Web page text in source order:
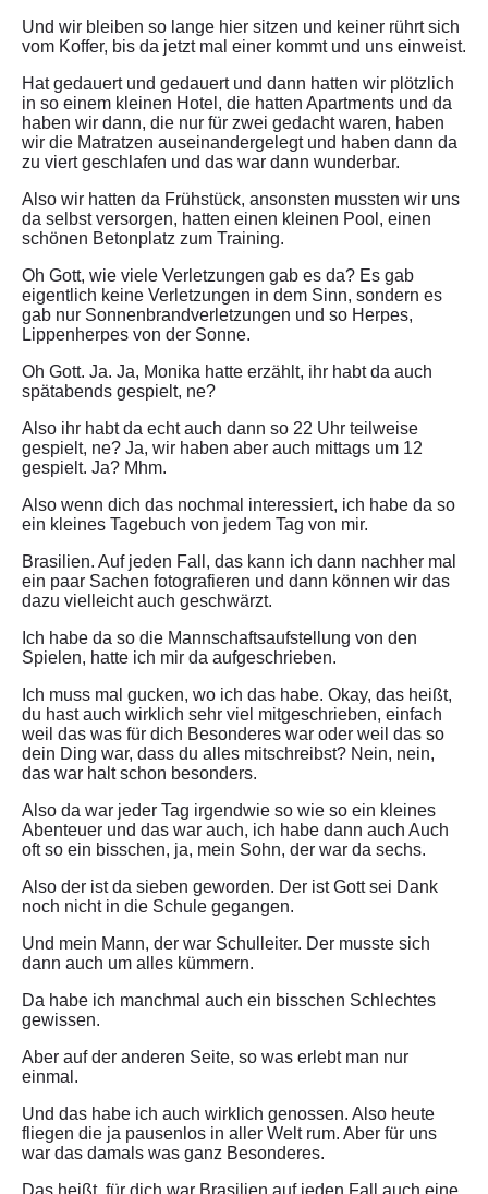
Und wir bleiben so lange hier sitzen und keiner rührt sich
vom Koffer, bis da jetzt mal einer kommt und uns einweist.
Hat gedauert und gedauert und dann hatten wir plötzlich
in so einem kleinen Hotel, die hatten Apartments und da
haben wir dann, die nur für zwei gedacht waren, haben
wir die Matratzen auseinandergelegt und haben dann da
zu viert geschlafen und das war dann wunderbar.
Also wir hatten da Frühstück, ansonsten mussten wir uns
da selbst versorgen, hatten einen kleinen Pool, einen
schönen Betonplatz zum Training.
Oh Gott, wie viele Verletzungen gab es da? Es gab
eigentlich keine Verletzungen in dem Sinn, sondern es
gab nur Sonnenbrandverletzungen und so Herpes,
Lippenherpes von der Sonne.
Oh Gott. Ja. Ja, Monika hatte erzählt, ihr habt da auch
spätabends gespielt, ne?
Also ihr habt da echt auch dann so 22 Uhr teilweise
gespielt, ne? Ja, wir haben aber auch mittags um 12
gespielt. Ja? Mhm.
Also wenn dich das nochmal interessiert, ich habe da so
ein kleines Tagebuch von jedem Tag von mir.
Brasilien. Auf jeden Fall, das kann ich dann nachher mal
ein paar Sachen fotografieren und dann können wir das
dazu vielleicht auch geschwärzt.
Ich habe da so die Mannschaftsaufstellung von den
Spielen, hatte ich mir da aufgeschrieben.
Ich muss mal gucken, wo ich das habe. Okay, das heißt,
du hast auch wirklich sehr viel mitgeschrieben, einfach
weil das was für dich Besonderes war oder weil das so
dein Ding war, dass du alles mitschreibst? Nein, nein,
das war halt schon besonders.
Also da war jeder Tag irgendwie so wie so ein kleines
Abenteuer und das war auch, ich habe dann auch Auch
oft so ein bisschen, ja, mein Sohn, der war da sechs.
Also der ist da sieben geworden. Der ist Gott sei Dank
noch nicht in die Schule gegangen.
Und mein Mann, der war Schulleiter. Der musste sich
dann auch um alles kümmern.
Da habe ich manchmal auch ein bisschen Schlechtes
gewissen.
Aber auf der anderen Seite, so was erlebt man nur
einmal.
Und das habe ich auch wirklich genossen. Also heute
fliegen die ja pausenlos in aller Welt rum. Aber für uns
war das damals was ganz Besonderes.
Das heißt, für dich war Brasilien auf jeden Fall auch eine